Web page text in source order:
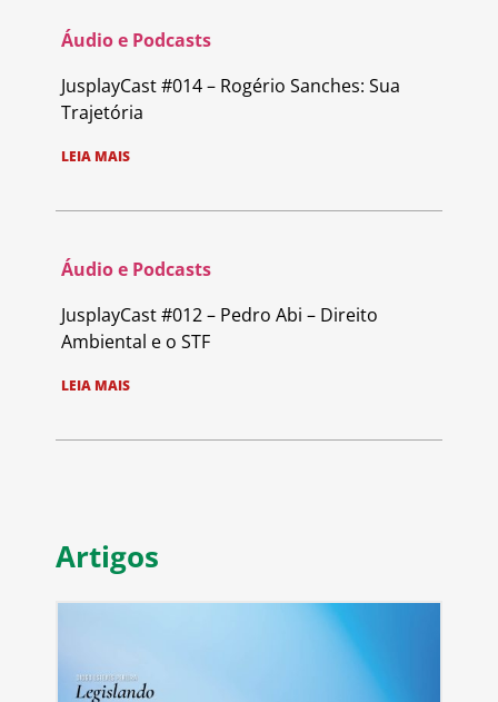
Áudio e Podcasts
JusplayCast #014 – Rogério Sanches: Sua
Trajetória
LEIA MAIS
Áudio e Podcasts
JusplayCast #012 – Pedro Abi – Direito
Ambiental e o STF
LEIA MAIS
Artigos